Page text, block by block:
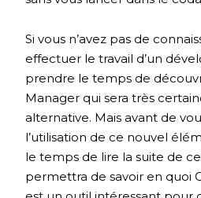
Si vous n’avez pas de
effectuer le travail d’un
prendre le temps de
Manager qui sera très
alternative. Mais avant de
l’utilisation de ce nouvel
le temps de lire la suite de
permettra de savoir en quoi